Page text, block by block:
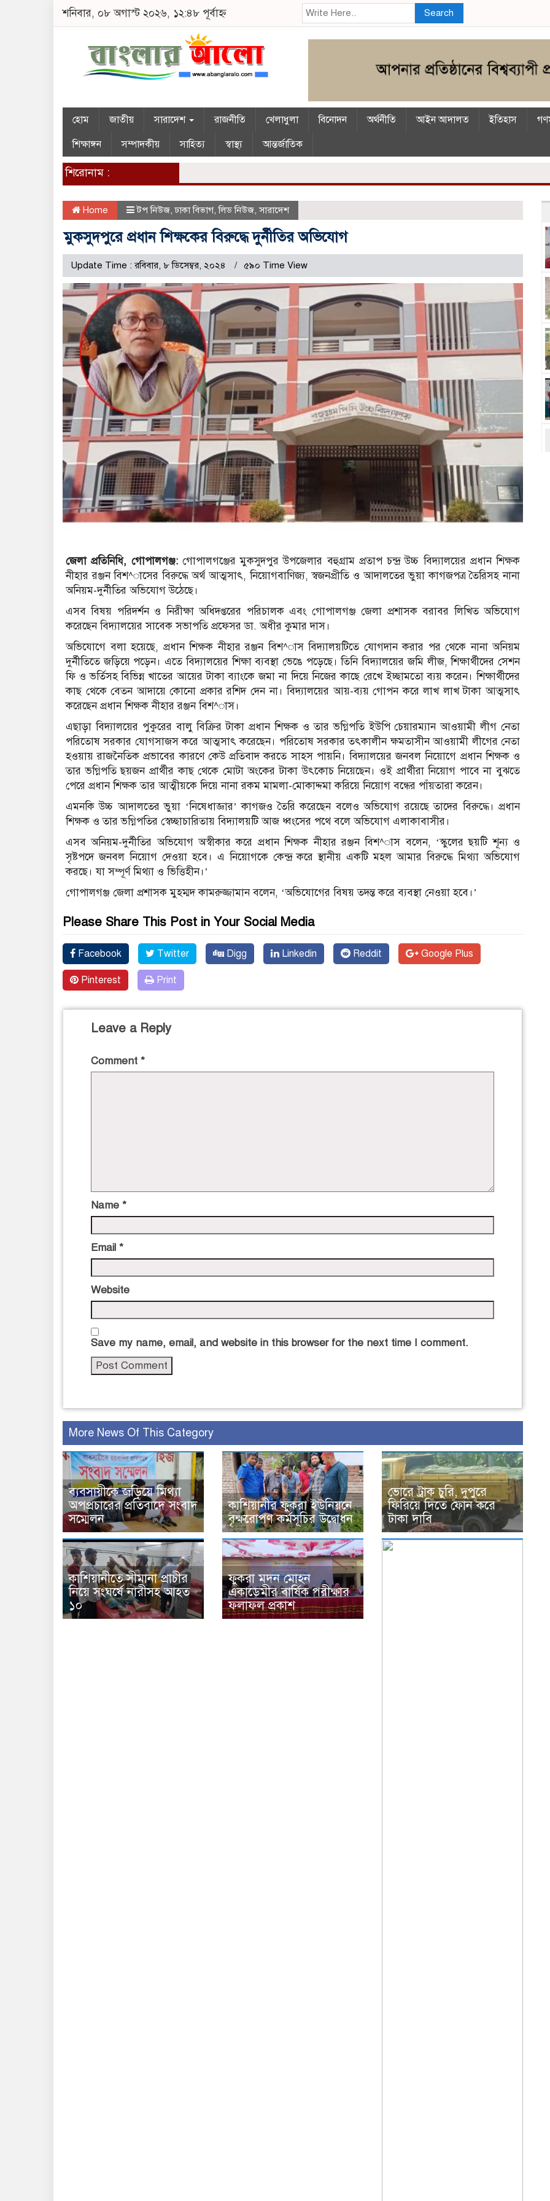
শনিবার, ০৮ অগাস্ট ২০২৬, ১২:৪৮ পূর্বাহ্ন Search
হোম জাতীয় সারাদেশ রাজনীতি খেলাধুলা বিনোদন অর্থনীতি আইন আদালত ইতিহাস
শিক্ষাঙ্গন
সম্পাদকীয় সাহিত্য স্বাস্থ্য আন্তর্জাতিক
শিরোনাম :
Home টপ নিউজ,ঢাকা বিভাগ,লিড নিউজ,সারাদেশ
মুকসুদপুরে প্রধান শিক্ষকের বিরুদ্ধে দুর্নীতির অভিযোগ
Update Time : রবিবার, ৮ ডিসেম্বর, ২০২৪ ৫৯০ Time View
জেলা প্রতিনিধি, গোপালগঞ্জ:গোপালগঞ্জের মুকসুদপুর উপজেলার বহুগ্রাম প্রতাপ চন্দ্র উচ্চ বিদ্যালয়ের প্রধান শিক্ষক
নীহার রঞ্জন বিশ^াসের বিরুদ্ধে অর্থ আত্মসাৎ, নিয়োগবাণিজ্য, স্বজনপ্রীতি ও আদালতের ভুয়া কাগজপত্র তৈরিসহ নানা
অনিয়ম-দুর্নীতির অভিযোগ উঠেছে।
এসব বিষয় পরিদর্শন ও নিরীক্ষা অধিদপ্তরের পরিচালক এবং গোপালগঞ্জ জেলা প্রশাসক বরাবর লিখিত অভিযোগ
করেছেন বিদ্যালয়ের সাবেক সভাপতি প্রফেসর ডা. অধীর কুমার দাস।
অভিযোগে বলা হয়েছে, প্রধান শিক্ষক নীহার রঞ্জন বিশ^াস বিদ্যালয়টিতে যোগদান করার পর থেকে নানা অনিয়ম
দুর্নীতিতে জড়িয়ে পড়েন। এতে বিদ্যালয়ের শিক্ষা ব্যবস্থা ভেঙে পড়েছে। তিনি বিদ্যালয়ের জমি লীজ, শিক্ষার্থীদের সেশন
ফি ও ভর্তিসহ বিভিন্ন খাতের আয়ের টাকা ব্যাংকে জমা না দিয়ে নিজের কাছে রেখে ইচ্ছামতো ব্যয় করেন। শিক্ষার্থীদের
কাছ থেকে বেতন আদায়ে কোনো প্রকার রশিদ দেন না। বিদ্যালয়ের আয়-ব্যয় গোপন করে লাখ লাখ টাকা আত্মসাৎ
করেছেন প্রধান শিক্ষক নীহার রঞ্জন বিশ^াস।
এছাড়া বিদ্যালয়ের পুকুরের বালু বিক্রির টাকা প্রধান শিক্ষক ও তার ভগ্নিপতি ইউপি চেয়ারম্যান আওয়ামী লীগ নেতা
পরিতোষ সরকার যোগসাজস করে আত্মসাৎ করেছেন। পরিতোষ সরকার তৎকালীন ক্ষমতাসীন আওয়ামী লীগের নেতা
হওয়ায় রাজনৈতিক প্রভাবের কারণে কেউ প্রতিবাদ করতে সাহস পায়নি। বিদ্যালয়ের জনবল নিয়োগে প্রধান শিক্ষক ও
তার ভগ্নিপতি ছয়জন প্রার্থীর কাছ থেকে মোটা অংকের টাকা উৎকোচ নিয়েছেন। ওই প্রার্থীরা নিয়োগ পাবে না বুঝতে
পেরে প্রধান শিক্ষক তার আত্মীয়কে দিয়ে নানা রকম মামলা-মোকাদ্দমা করিয়ে নিয়োগ বন্ধের পাঁয়তারা করেন।
এমনকি উচ্চ আদালতের ভুয়া ‘নিষেধাজ্ঞার’ কাগজও তৈরি করেছেন বলেও অভিযোগ রয়েছে তাদের বিরুদ্ধে। প্রধান
শিক্ষক ও তার ভগ্নিপতির স্বেচ্ছাচারিতায় বিদ্যালয়টি আজ ধ্বংসের পথে বলে অভিযোগ এলাকাবাসীর।
এসব অনিয়ম-দুর্নীতির অভিযোগ অস্বীকার করে প্রধান শিক্ষক নীহার রঞ্জন বিশ^াস বলেন, ‘স্কুলের ছয়টি শূন্য ও
সৃষ্টপদে জনবল নিয়োগ দেওয়া হবে। এ নিয়োগকে কেন্দ্র করে স্থানীয় একটি মহল আমার বিরুদ্ধে মিথ্যা অভিযোগ
করছে। যা সম্পূর্ণ মিথ্যা ও ভিত্তিহীন।’
গোপালগঞ্জ জেলা প্রশাসক মুহম্মদ কামরুজ্জামান বলেন, ‘অভিযোগের বিষয় তদন্ত করে ব্যবস্থা নেওয়া হবে।’
Please Share This Post in Your Social Media
Facebook Twitter Digg Linkedin Reddit Google Plus
Pinterest Print
Leave a Reply
Comment *
Name *
Email *
Website
Save my name, email, and website in this browser for the next time I comment.
More News Of This Category
ব্যবসায়ীকে জড়িয়ে মিথ্যা
অপপ্রচারের প্রতিবাদে সংবাদ
সম্মেলন
কাশিয়ানীর ফুকরা ইউনিয়নে
বৃক্ষরোপণ কর্মসূচির উদ্বোধন
ভোরে ট্রাক চুরি, দুপুরে
ফিরিয়ে দিতে ফোন করে
টাকা দাবি
কাশিয়ানীতে সীমানা প্রাচীর
নিয়ে সংঘর্ষে নারীসহ আহত
১০
ফুকরা মদন মোহন
একাডেমীর বার্ষিক পরীক্ষার
ফলাফল প্রকাশ